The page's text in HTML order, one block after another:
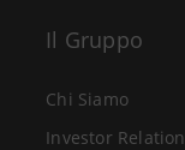
Il Gruppo
Chi Siamo
Investor